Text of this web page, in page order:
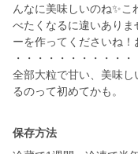
んなに美味しいのね✨
べたくなるに違いありま
ーを作ってくださいね
・・・・・・・・・・
全部大粒で甘い、美味
るのって初めてかも。
保存方法